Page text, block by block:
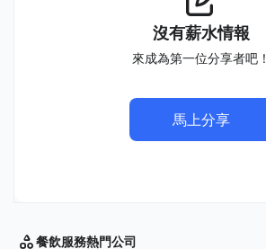
沒有薪水情報
來成為第一位分享者吧！
馬上分享
餐飲服務熱門公司